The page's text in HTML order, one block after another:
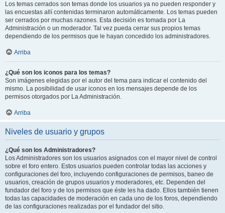
Los temas cerrados son temas donde los usuarios ya no pueden responder y
las encuestas allí contenidas terminaron automáticamente. Los temas pueden
ser cerrados por muchas razones. Esta decisión es tomada por La
Administración o un moderador. Tal vez pueda cerrar sus propios temas
dependiendo de los permisos que le hayan concedido los administradores.
Arriba
¿Qué son los iconos para los temas?
Son imágenes elegidas por el autor del tema para indicar el contenido del
mismo. La posibilidad de usar iconos en los mensajes depende de los
permisos otorgados por La Administración.
Arriba
Niveles de usuario y grupos
¿Qué son los Administradores?
Los Administradores son los usuarios asignados con el mayor nivel de control
sobre el foro entero. Estos usuarios pueden controlar todas las acciones y
configuraciones del foro, incluyendo configuraciones de permisos, baneo de
usuarios, creación de grupos usuarios y moderadores, etc. Dependen del
fundador del foro y de los permisos que éste les ha dado. Ellos también tienen
todas las capacidades de moderación en cada uno de los foros, dependiendo
de las configuraciones realizadas por el fundador del sitio.